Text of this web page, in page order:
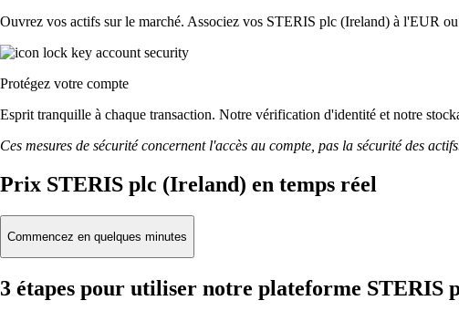
Ouvrez vos actifs sur le marché. Associez vos STERIS plc (Ireland) à l'EUR
Protégez votre compte
Esprit tranquille à chaque transaction. Notre vérification d'identité et notre
Ces mesures de sécurité concernent l'accès au compte, pas la sécurité des
Prix STERIS plc (Ireland) en temps réel
Commencez en quelques minutes
3 étapes pour utiliser notre plateforme STERIS